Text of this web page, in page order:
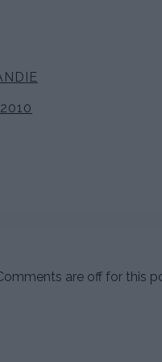
are off for this